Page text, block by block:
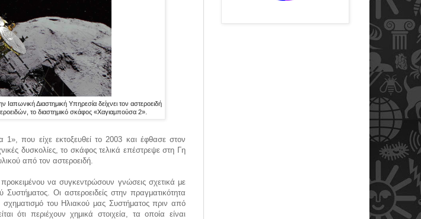
Διαστημική Υπηρεσία δείχνει τον αστεροειδή
το διαστημικό σκάφος «Χαγιαμπούσα 2».
που είχε εκτοξευθεί το 2003 και έφθασε στον
δυσκολίες, το σκάφος τελικά επέστρεψε στη Γη
από τον αστεροειδή.
προκειμένου να συγκεντρώσουν γνώσεις σχετικά με
Οι αστεροειδείς στην πραγματικότητα
σχηματισμό του Ηλιακού μας Συστήματος πριν από
ότι περιέχουν χημικά στοιχεία, τα οποία είναι